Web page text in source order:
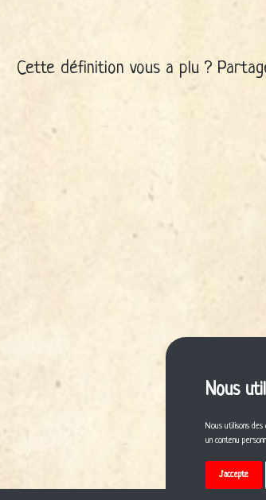
Nous
Nous utilisons
un contenu
J'accepte
Cette définition vous a plu ?